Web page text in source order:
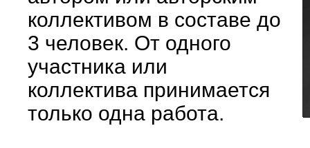
коллективом в составе до
3 человек. От одного
участника или
коллектива принимается
только одна работа.